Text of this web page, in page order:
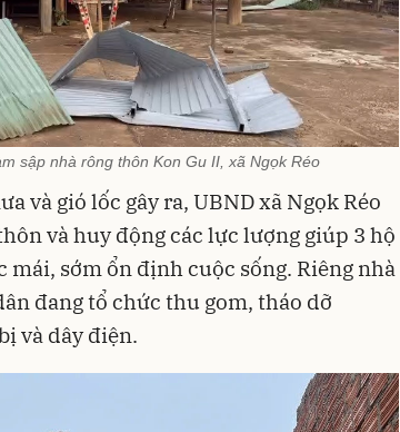
sập nhà rông thôn Kon Gu II, xã Ngọk Réo
và gió lốc gây ra, UBND xã Ngọk Réo
và huy động các lực lượng giúp 3 hộ
sớm ổn định cuộc sống. Riêng nhà
đang tổ chức thu gom, tháo dỡ
và dây điện.